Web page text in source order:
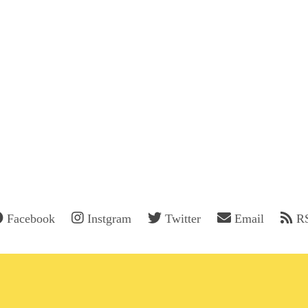
Facebook Instgram Twitter Email